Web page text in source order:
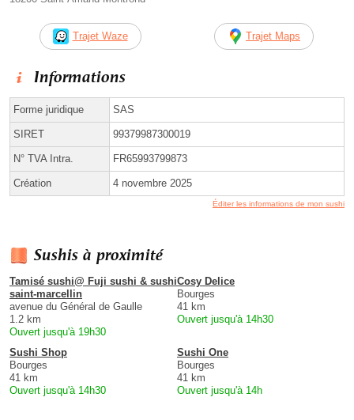
Trajet Waze Trajet Maps
Informations
Forme juridique SAS
SIRET 99379987300019
N° TVA Intra. FR65993799873
Création 4 novembre 2025
Éditer les informations de mon sushi
Sushis à proximité
Tamisé sushi@ Fuji sushi & sushi
saint-marcellin
avenue du Général de Gaulle
1.2 km
Ouvert jusqu'à 19h30
Cosy Delice
Bourges
41 km
Ouvert jusqu'à 14h30
Sushi Shop
Bourges
41 km
Ouvert jusqu'à 14h30
Sushi One
Bourges
41 km
Ouvert jusqu'à 14h